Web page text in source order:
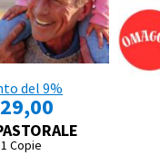
del 9%
Copie